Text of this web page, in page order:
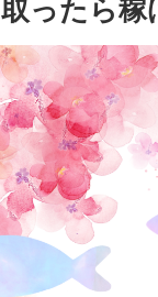
ったら稼